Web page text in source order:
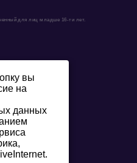
для лиц младше 16-ти лет.
вы
на
данных